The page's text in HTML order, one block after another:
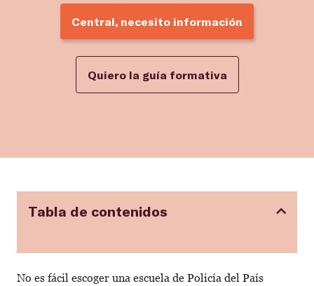
Central, necesito información
Quiero la guía formativa
Tabla de contenidos
No es fácil escoger una escuela de Policía del País